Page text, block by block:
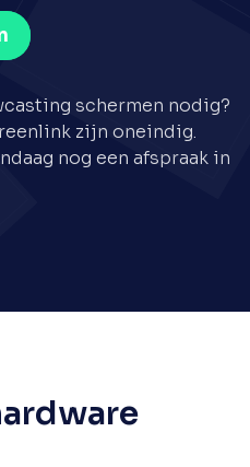
schermen nodig?
zijn oneindig.
nog een afspraak in